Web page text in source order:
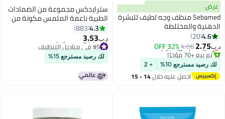
عرض
Sebamed منظف وجه لطيف للبشرة
الدهنية والمختلطة
4.6
20
د.ب‏2.75
4.06
32% OFFأقل سعر في 7 يوم
تم بيع +70 مؤخرًا
أقل سعر في 7 يوم
لك رصيد مسترجع 10% + 2
احصل عليه خلال 14 - 15
سترايدكس مجموعة من الضمادات
الطبية ناعمة الملمس مكونة من
55 قطعة أبيض4.3
883
د.ب‏3.53
#5 في مناديل التنظيف
باقي 2 وحدات في المخزون
تم بيع +40 مؤخرًا
#5 في مناديل التنظيف
لك رصيد مسترجع 15%